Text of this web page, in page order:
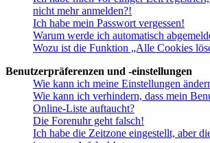
nicht mehr anmelden?!
Ich habe mein Passwort vergessen!
Warum werde ich automatisch
Wozu ist die Funktion „Alle Cookies
Benutzerpräferenzen und -einstellungen
Wie kann ich meine Einstellungen
Wie kann ich verhindern, dass mein
Online-Liste auftaucht?
Die Forenuhr geht falsch!
Ich habe die Zeitzone eingestellt, aber